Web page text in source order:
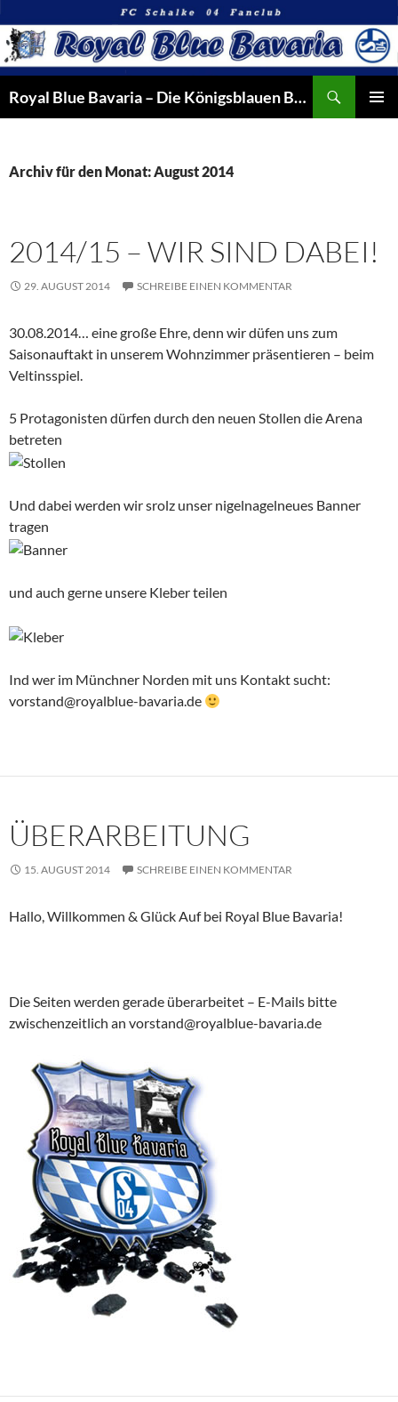
Royal Blue Bavaria – Die Königsblauen Bayern
Archiv für den Monat: August 2014
2014/15 – WIR SIND DABEI!
29. AUGUST 2014 SCHREIBE EINEN KOMMENTAR
30.08.2014… eine große Ehre, denn wir düfen uns zum
Saisonauftakt in unserem Wohnzimmer präsentieren – beim
Veltinsspiel.
5 Protagonisten dürfen durch den neuen Stollen die Arena
betreten
Und dabei werden wir srolz unser nigelnagelneues Banner
tragen
und auch gerne unsere Kleber teilen
Ind wer im Münchner Norden mit uns Kontakt sucht:
vorstand@royalblue-bavaria.de
ÜBERARBEITUNG
15. AUGUST 2014 SCHREIBE EINEN KOMMENTAR
Hallo, Willkommen & Glück Auf bei Royal Blue Bavaria!
Die Seiten werden gerade überarbeitet – E-Mails bitte
zwischenzeitlich an vorstand@royalblue-bavaria.de